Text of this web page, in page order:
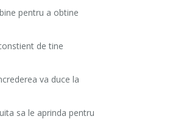
pentru a obtine
de tine
va duce la
sa le aprinda pentru